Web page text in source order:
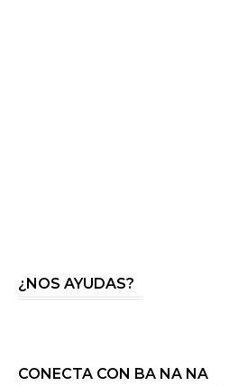
¿NOS AYUDAS?
CONECTA CON BA NA NA